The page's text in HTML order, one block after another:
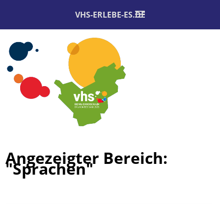
VHS-ERLEBE-ES.DE
Angezeigter Bereich:
"Sprachen"